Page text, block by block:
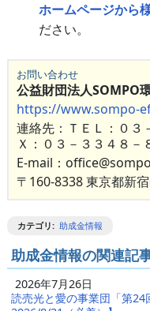
ホームページから
ださい。
お問い合わせ
公益財団法人SOMPO
https://www.sompo-
連絡先：ＴＥＬ：０３
Ｘ：０３－３３４８－
E-mail：
〒160-8338 東京都新
カテゴリ: 助成金情報
助成金情報の関連記
2026年7月26日
読売光と愛の事業団「第24